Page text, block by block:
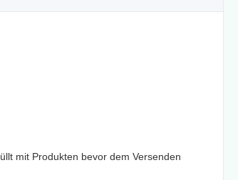
mit Produkten bevor dem Versenden